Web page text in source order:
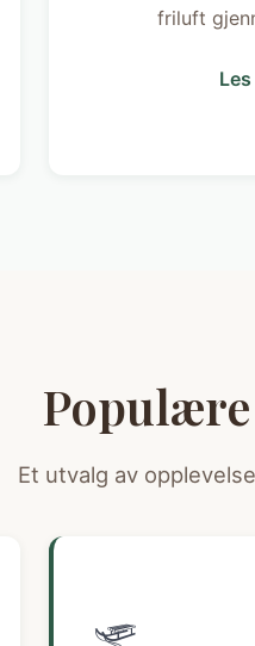
friluft
Et utvalg av
🛷